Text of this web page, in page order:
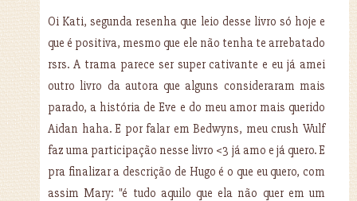
Oi Kati, segunda resenha que leio desse livro só hoje e
que é positiva, mesmo que ele não tenha te arrebatado
rsrs. A trama parece ser super cativante e eu já amei
outro livro da autora que alguns consideraram mais
parado, a história de Eve e do meu amor mais querido
Aidan haha. E por falar em Bedwyns, meu crush Wulf
faz uma participação nesse livro <3 já amo e já quero. E
pra finalizar a descrição de Hugo é o que eu quero, com
assim Mary: "é tudo aquilo que ela não quer em um